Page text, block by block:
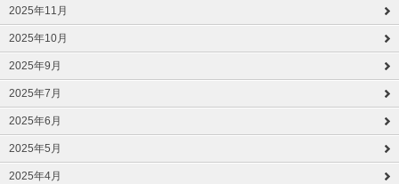
2025年11月
2025年10月
2025年9月
2025年7月
2025年6月
2025年5月
2025年4月